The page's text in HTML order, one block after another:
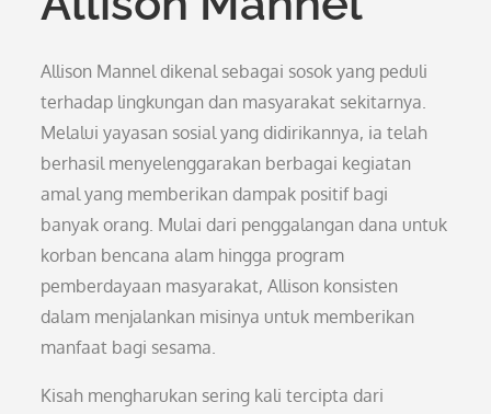
Allison Mannel dikenal sebagai sosok yang peduli
terhadap lingkungan dan masyarakat sekitarnya.
Melalui yayasan sosial yang didirikannya, ia telah
berhasil menyelenggarakan berbagai kegiatan
amal yang memberikan dampak positif bagi
banyak orang. Mulai dari penggalangan dana untuk
korban bencana alam hingga program
pemberdayaan masyarakat, Allison konsisten
dalam menjalankan misinya untuk memberikan
manfaat bagi sesama.
Kisah mengharukan sering kali tercipta dari